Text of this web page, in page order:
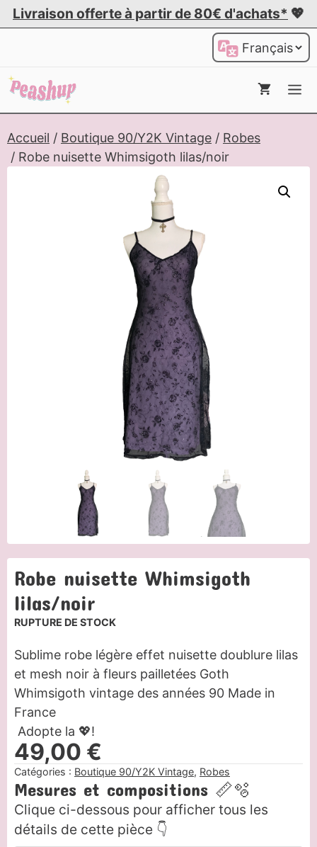
Aller
au
Livraison offerte à partir de 80€ d'achats* 💖
Choisir
une
langue
Accueil / Boutique 90/Y2K Vintage / Robes
/ Robe nuisette Whimsigoth lilas/noir
Robe nuisette Whimsigoth
lilas/noir
49,00 €
Sublime robe légère effet nuisette doublure lilas
et mesh noir à fleurs pailletées Goth
Whimsigoth vintage des années 90 Made in
France
Adopte la 💖!
Mesures et compositions 📏🫧
Clique ci-dessous pour afficher tous les
détails de cette pièce 👇
RUPTURE DE STOCK
Catégories : Boutique 90/Y2K Vintage, Robes